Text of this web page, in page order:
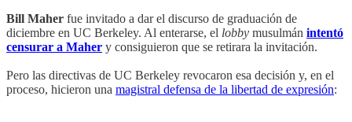
Bill Maher fue invitado a dar el discurso de graduación de
diciembre en UC Berkeley. Al enterarse, el lobby musulmán intentó
censurar a Maher y consiguieron que se retirara la invitación.
Pero las directivas de UC Berkeley revocaron esa decisión y, en el
proceso, hicieron una magistral defensa de la libertad de expresión: